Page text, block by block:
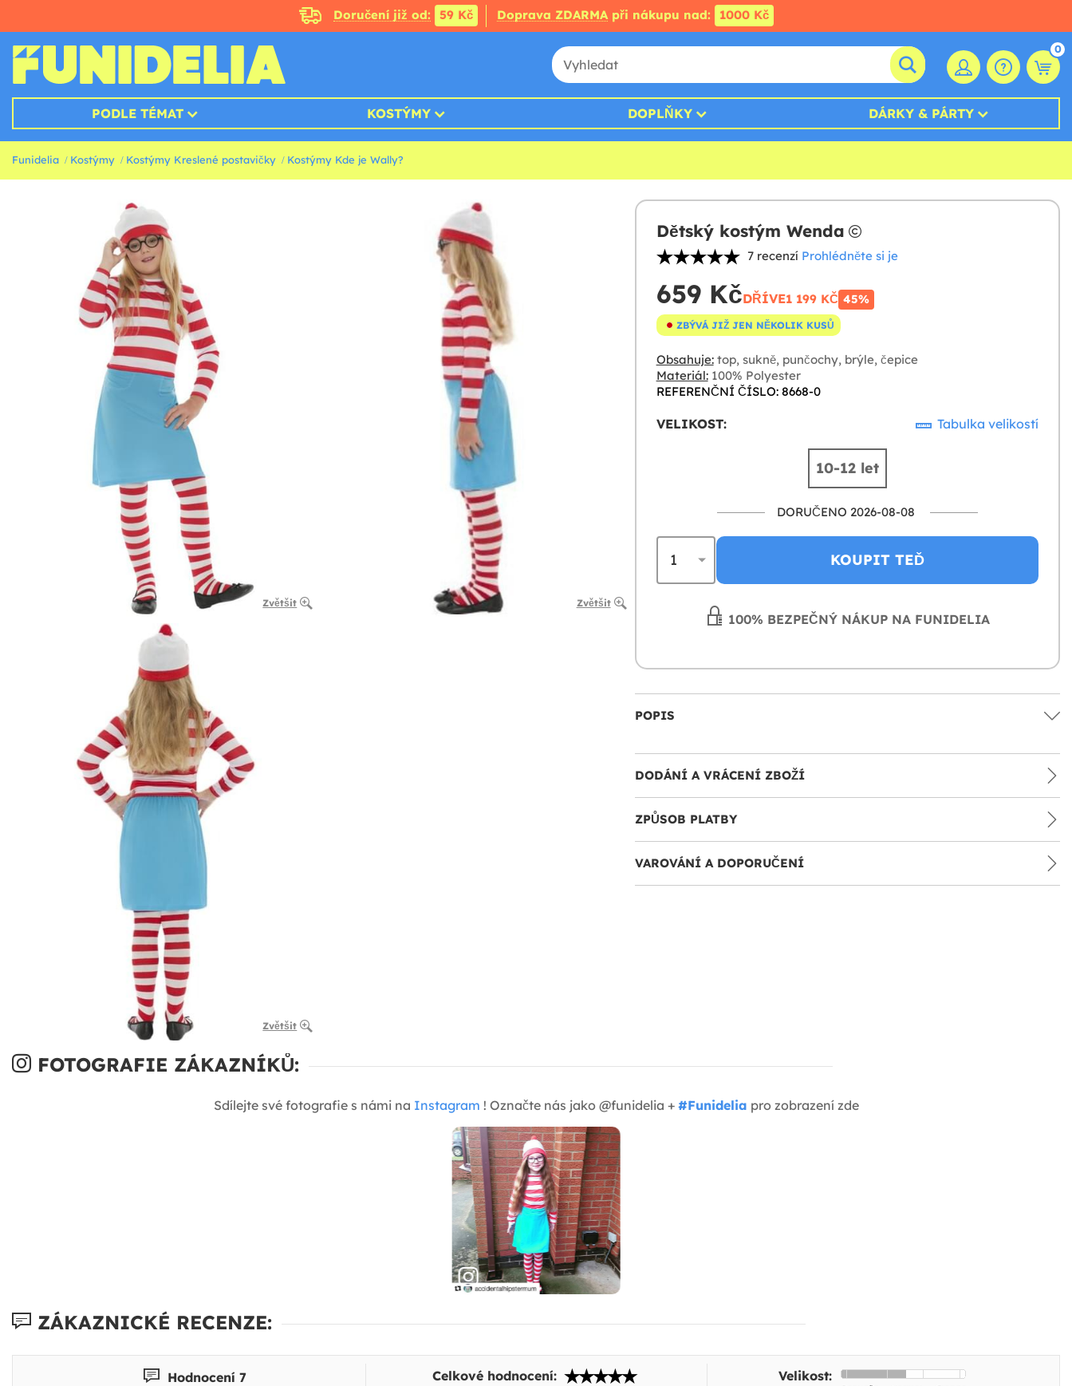
Doručení již od: 59 Kč Doprava ZDARMApři nákupu nad: 1000 Kč
0
PODLE TÉMAT KOSTÝMY DOPLŇKY DÁRKY & PÁRTY
Funidelia Kostýmy Kostýmy Kreslené postavičky Kostýmy Kde je Wally?
Zvětšit Zvětšit
Zvětšit
Dětský kostým Wenda
7 recenzí Prohlédněte si je
659 KčDŘÍVE1 199 KČ 45%
ZBÝVÁ JIŽ JEN NĚKOLIK KUSŮ
Obsahuje:top, sukně, punčochy, brýle, čepice
Materiál:100% Polyester
REFERENČNÍ ČÍSLO: 8668-0
VELIKOST: Tabulka velikostí
10-12 let
DORUČENO 2026-08-08
KOUPIT TEĎ
100% BEZPEČNÝ NÁKUP NA FUNIDELIA
POPIS
DODÁNÍ A VRÁCENÍ ZBOŽÍ
ZPŮSOB PLATBY
VAROVÁNÍ A DOPORUČENÍ
FOTOGRAFIE ZÁKAZNÍKŮ:
Sdílejte své fotografie s námi na Instagram ! Označte nás jako @funidelia + #Funidelia pro zobrazení zde
ZÁKAZNICKÉ RECENZE:
Hodnocení 7 Celkové hodnocení: Velikost: